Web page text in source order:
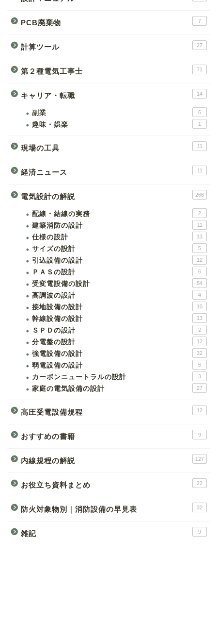
PCB廃棄物 7
計算ツール 27
第２種電気工事士 71
キャリア・転職 14
副業 6
趣味・娯楽 1
現場の工具 11
経済ニュース 11
電気設計の解説 266
配線・結線の実務 2
建築消防の設計 11
仕様の設計 13
サイズの設計 5
引込設備の設計 12
ＰＡＳの設計 6
受変電設備の設計 54
高調波の設計 4
接地設備の設計 10
幹線設備の設計 13
ＳＰＤの設計 2
分電盤の設計 12
強電設備の設計 32
弱電設備の設計 6
カーボンニュートラルの設計 3
家庭の電気設備の設計 27
高圧受電設備規程 12
おすすめの書籍 9
内線規程の解説 127
お役立ち資料まとめ 22
防火対象物別｜消防設備の早見表 32
雑記 9